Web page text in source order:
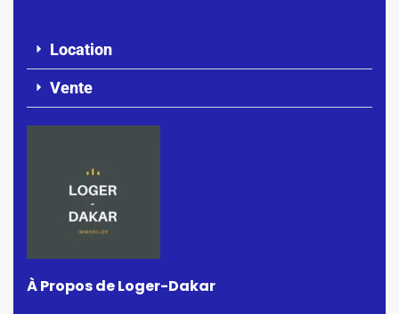
Location
Vente
À Propos de Loger-Dakar